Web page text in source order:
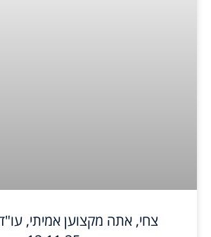
צחי, אתה מקצוען אמיתי,